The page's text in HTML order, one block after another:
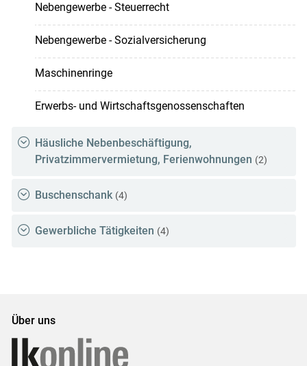
Nebengewerbe - Steuerrecht
Nebengewerbe - Sozialversicherung
Maschinenringe
Erwerbs- und Wirtschaftsgenossenschaften
Häusliche Nebenbeschäftigung,
Privatzimmervermietung, Ferienwohnungen (2)
Buschenschank (4)
Gewerbliche Tätigkeiten (4)
Über uns